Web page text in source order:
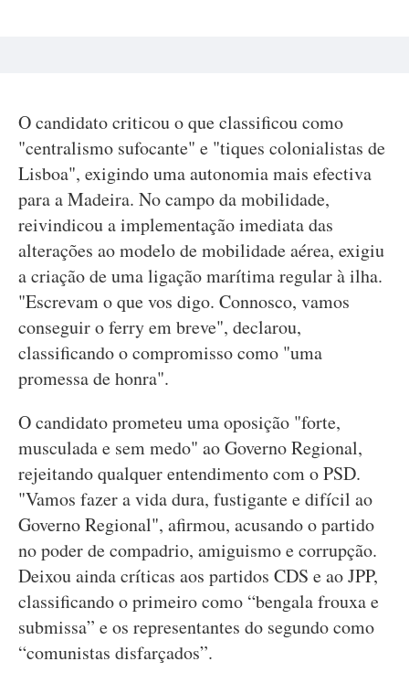
O candidato criticou o que classificou como
"centralismo sufocante" e "tiques colonialistas de
Lisboa", exigindo uma autonomia mais efectiva
para a Madeira. No campo da mobilidade,
reivindicou a implementação imediata das
alterações ao modelo de mobilidade aérea, exigiu
a criação de uma ligação marítima regular à ilha.
"Escrevam o que vos digo. Connosco, vamos
conseguir o ferry em breve", declarou,
classificando o compromisso como "uma
promessa de honra".
O candidato prometeu uma oposição "forte,
musculada e sem medo" ao Governo Regional,
rejeitando qualquer entendimento com o PSD.
"Vamos fazer a vida dura, fustigante e difícil ao
Governo Regional", afirmou, acusando o partido
no poder de compadrio, amiguismo e corrupção.
Deixou ainda críticas aos partidos CDS e ao JPP,
classificando o primeiro como “bengala frouxa e
submissa” e os representantes do segundo como
“comunistas disfarçados”.